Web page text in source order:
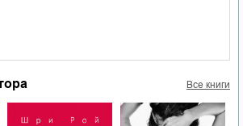
Все книги